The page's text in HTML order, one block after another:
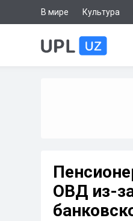
В мире Культура
ОВД из-